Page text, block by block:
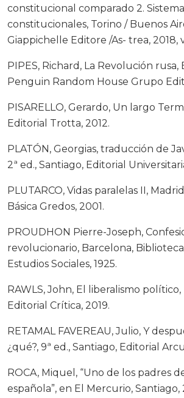
constitucional comparado 2.
constitucionales, Torino / Buenos
Giappichelle Editore /As- trea, 2018,
PIPES, Richard, La Revolución rusa,
Penguin Random House Grupo
PISARELLO, Gerardo, Un largo
Editorial Trotta, 2012.
PLATÓN, Georgias, traducción de
2ª ed., Santiago, Editorial
PLUTARCO, Vidas paralelas II,
Básica Gredos, 2001.
PROUDHON Pierre-Joseph,
revolucionario, Barcelona,
Estudios Sociales, 1925.
RAWLS, John, El liberalismo
Editorial Crítica, 2019.
RETAMAL FAVEREAU, Julio, Y
¿qué?, 9ª ed., Santiago, Editorial
ROCA, Miquel, “Uno de los padres
española”, en El Mercurio,